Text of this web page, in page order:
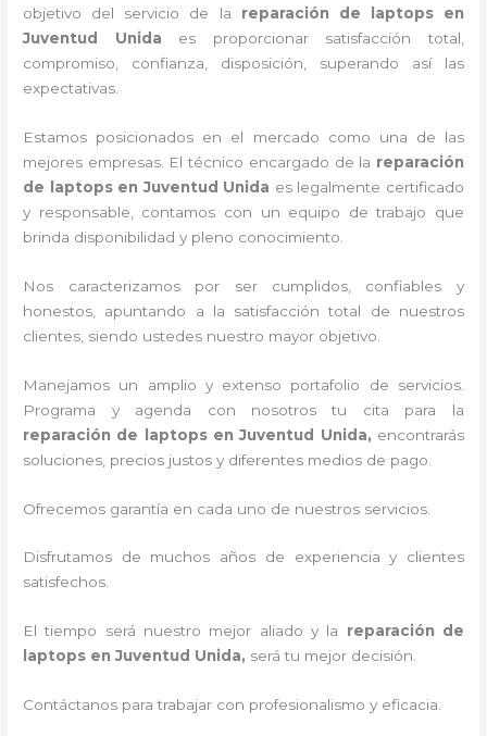
objetivo del servicio de la reparación de laptops en
Juventud Unida es proporcionar satisfacción total,
compromiso, confianza, disposición, superando así las
expectativas.
Estamos posicionados en el mercado como una de las
mejores empresas. El técnico encargado de la reparación
de laptops en Juventud Unida es legalmente certificado
y responsable, contamos con un equipo de trabajo que
brinda disponibilidad y pleno conocimiento.
Nos caracterizamos por ser cumplidos, confiables y
honestos, apuntando a la satisfacción total de nuestros
clientes, siendo ustedes nuestro mayor objetivo.
Manejamos un amplio y extenso portafolio de servicios.
Programa y agenda con nosotros tu cita para la
reparación de laptops en Juventud Unida, encontrarás
soluciones, precios justos y diferentes medios de pago.
Ofrecemos garantía en cada uno de nuestros servicios.
Disfrutamos de muchos años de experiencia y clientes
satisfechos.
El tiempo será nuestro mejor aliado y la reparación de
laptops en Juventud Unida, será tu mejor decisión.
Contáctanos para trabajar con profesionalismo y eficacia.